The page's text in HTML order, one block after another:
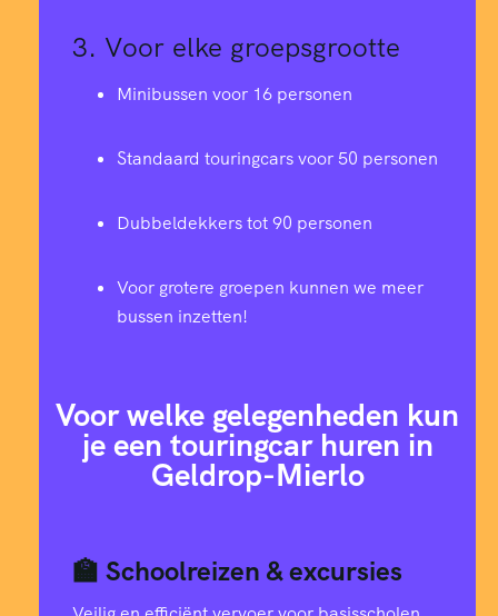
3. Voor elke groepsgrootte
Minibussen voor 16 personen
Standaard touringcars voor 50 personen
Dubbeldekkers tot 90 personen
Voor grotere groepen kunnen we meer
bussen inzetten!
Voor welke gelegenheden kun
je een touringcar huren in
Geldrop-Mierlo
🏫 Schoolreizen & excursies